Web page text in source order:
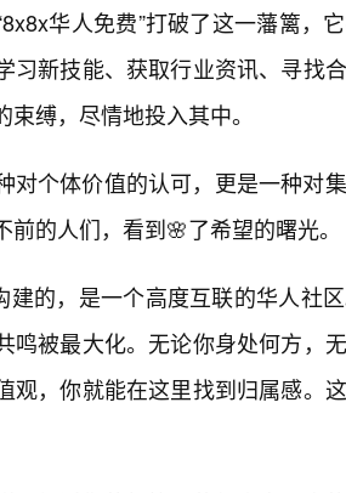
华人免费”打破了这一藩篱，
习新技能、获取行业资讯、寻找
缚，尽情地投入其中。
对个体价值的认可，更是一种对
的人们，看到🌸了希望的曙光。
建的，是一个高度互联的华人社
鸣被最大化。无论你身处何方，
观，你就能在这里找到归属感。